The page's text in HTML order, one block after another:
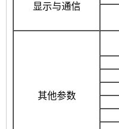
显示与通信
其他参数